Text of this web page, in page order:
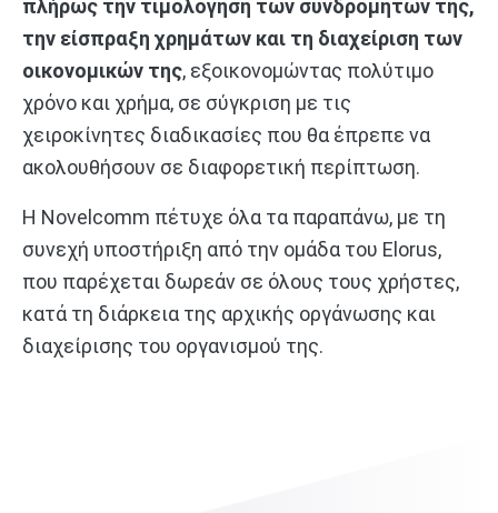
πλήρως την τιμολόγηση των συνδρομητών της,
την είσπραξη χρημάτων και τη διαχείριση των
οικονομικών της, εξοικονομώντας πολύτιμο
χρόνο και χρήμα, σε σύγκριση με τις
χειροκίνητες διαδικασίες που θα έπρεπε να
ακολουθήσουν σε διαφορετική περίπτωση.
Η Novelcomm πέτυχε όλα τα παραπάνω, με τη
συνεχή υποστήριξη από την ομάδα του Elorus,
που παρέχεται δωρεάν σε όλους τους χρήστες,
κατά τη διάρκεια της αρχικής οργάνωσης και
διαχείρισης του οργανισμού της.